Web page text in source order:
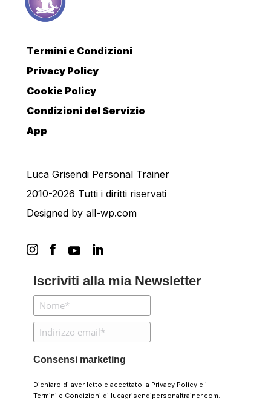
Termini e Condizioni
Privacy Policy
Cookie Policy
Condizioni del Servizio
App
Luca Grisendi Personal Trainer
2010-2026 Tutti i diritti riservati
Designed by all-wp.com
Iscriviti alla mia Newsletter
Consensi marketing
Dichiaro di aver letto e accettato la Privacy Policye i
Termini e Condizioni di lucagrisendipersonaltrainer.com.